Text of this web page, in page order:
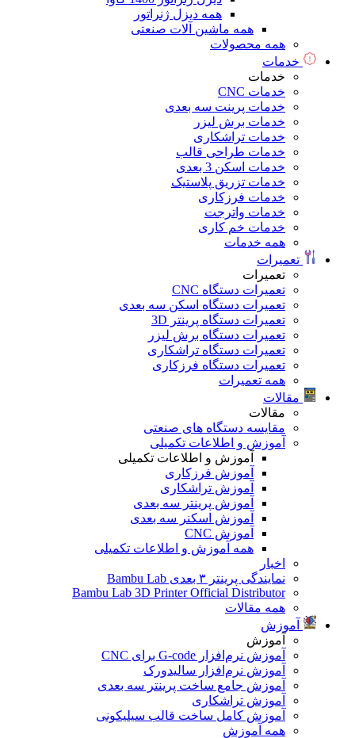
همه دیزل ژنراتور
همه ماشین آلات صنعتی
همه محصولات
خدمات
خدمات
خدمات CNC
خدمات پرینت سه بعدی
خدمات برش لیزر
خدمات تراشکاری
خدمات طراحی قالب
خدمات اسکن 3 بعدی
خدمات تزریق پلاستیک
خدمات فرزکاری
خدمات واترجت
خدمات خم کاری
همه خدمات
تعمیرات
تعمیرات
تعمیرات دستگاه CNC
تعمیرات دستگاه اسکن سه بعدی
تعمیرات دستگاه پرینتر 3D
تعمیرات دستگاه برش لیزر
تعمیرات دستگاه تراشکاری
تعمیرات دستگاه فرزکاری
همه تعمیرات
مقالات
مقالات
مقایسه دستگاه های صنعتی
آموزش و اطلاعات تکمیلی
آموزش و اطلاعات تکمیلی
آموزش فرزکاری
آموزش تراشکاری
آموزش پرینتر سه بعدی
آموزش اسکنر سه بعدی
آموزش CNC
همه آموزش و اطلاعات تکمیلی
اخبار
نمایندگی پرینتر ۳ بعدی Bambu Lab
Bambu Lab 3D Printer Official Distributor
همه مقالات
آموزش
آموزش
آموزش نرم‌افزار G-code برای CNC
آموزش نرم‌افزار سالیدورک
آموزش جامع ساخت پرینتر سه بعدی
آموزش تراشکاری
آموزش کامل ساخت قالب سیلیکونی
همه آموزش